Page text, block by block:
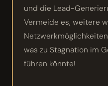
und die Lead-
Vermeide es, weitere
was zu Stagnation im
führen könnte!